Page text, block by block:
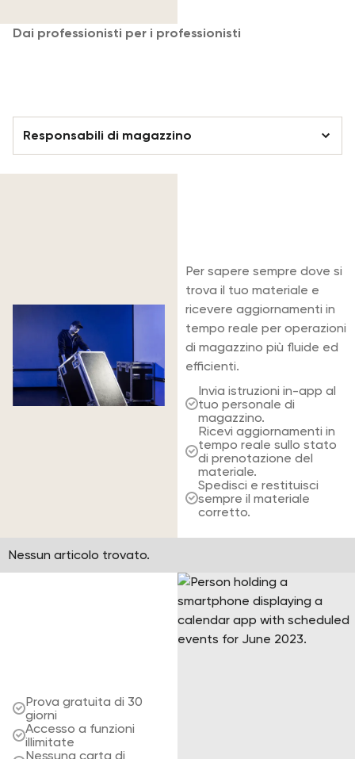
Dai professionisti per i professionisti
Responsabili di magazzino
Responsabili di magazzino
Per sapere sempre dove si
trova il tuo materiale e
ricevere aggiornamenti in
tempo reale per operazioni
di magazzino più fluide ed
efficienti.
Invia istruzioni in-app al
tuo personale di
magazzino.
Ricevi aggiornamenti in
tempo reale sullo stato
di prenotazione del
materiale.
Spedisci e restituisci
sempre il materiale
corretto.
Nessun articolo trovato.
Prova gratuita di 30
giorni
Accesso a funzioni
illimitate
Nessuna carta di